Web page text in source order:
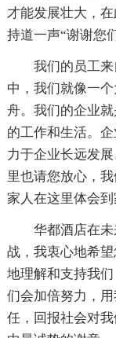
才能发展壮大，
持道一声“谢谢您
我们的员工
中，我们就像一
舟。我们的企业
的工作和生活。
力于企业长远发
里也请您放心，
家人在这里体会到
华都酒店在
战，我衷心地希
地理解和支持我
们会加倍努力，
任，回报社会对